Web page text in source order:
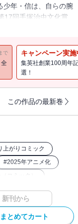
少年・信は、自らの腕
回手塚治虫文化賞
で
全
キャンペーン実施
集英社創業100周年
選！
この作品の最新巻
上がりコミック
#2025年アニメ化
コミック）
化
26年夏ドラマ・映画化
漫画
新刊から
まとめてカート